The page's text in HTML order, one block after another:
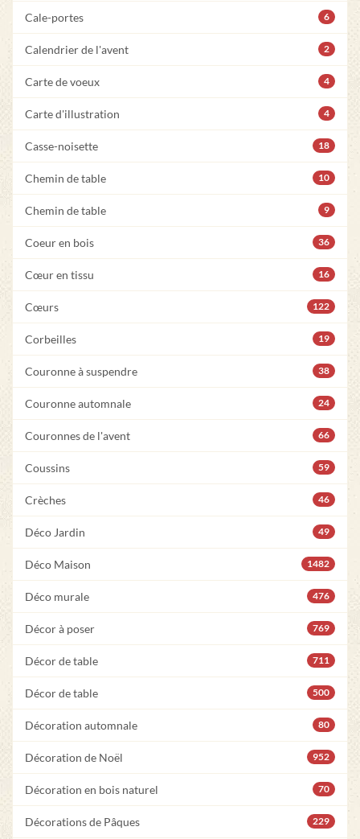
Cale-portes 6
Calendrier de l'avent 2
Carte de voeux 4
Carte d'illustration 4
Casse-noisette 18
Chemin de table 10
Chemin de table 9
Coeur en bois 36
Cœur en tissu 16
Cœurs 122
Corbeilles 19
Couronne à suspendre 38
Couronne automnale 24
Couronnes de l'avent 66
Coussins 59
Crèches 46
Déco Jardin 49
Déco Maison 1482
Déco murale 476
Décor à poser 769
Décor de table 711
Décor de table 500
Décoration automnale 80
Décoration de Noël 952
Décoration en bois naturel 70
Décorations de Pâques 229